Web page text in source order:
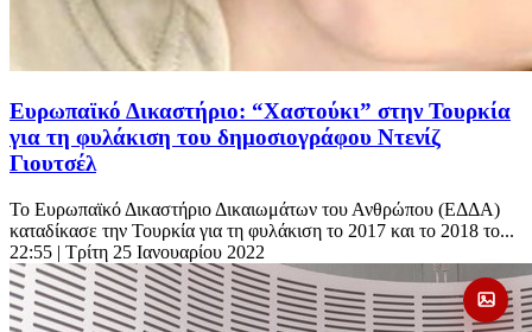
Ευρωπαϊκό Δικαστήριο: “Χαστούκι” στην Τουρκία
για τη φυλάκιση του δημοσιογράφου Ντενίζ
Γιουτσέλ
Το Ευρωπαϊκό Δικαστήριο Δικαιωμάτων του Ανθρώπου (ΕΔΔΑ)
καταδίκασε την Τουρκία για τη φυλάκιση το 2017 και το 2018 το...
22:55 | Τρίτη 25 Ιανουαρίου 2022